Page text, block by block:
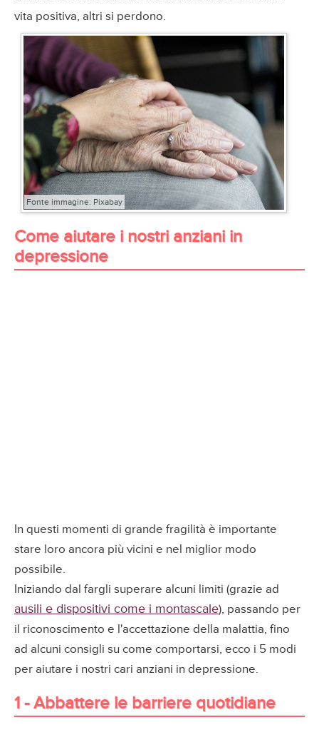
vita positiva, altri si perdono.
Fonte immagine: Pixabay
Come aiutare i nostri anziani in
depressione
In questi momenti di grande fragilità è importante
stare loro ancora più vicini e nel miglior modo
possibile.
Iniziando dal fargli superare alcuni limiti (grazie ad
ausili e dispositivi come i montascale), passando per
il riconoscimento e l'accettazione della malattia, fino
ad alcuni consigli su come comportarsi, ecco i 5 modi
per aiutare i nostri cari anziani in depressione.
1 - Abbattere le barriere quotidiane